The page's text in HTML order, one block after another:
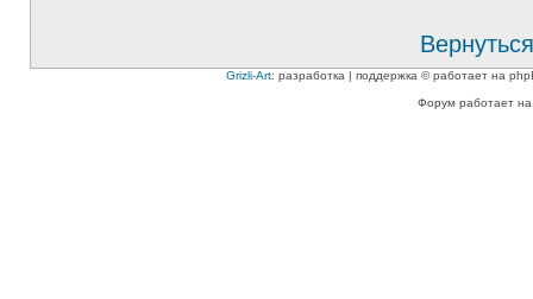
Grizli-Art: разработка | поддержка © работает на
Форум работает